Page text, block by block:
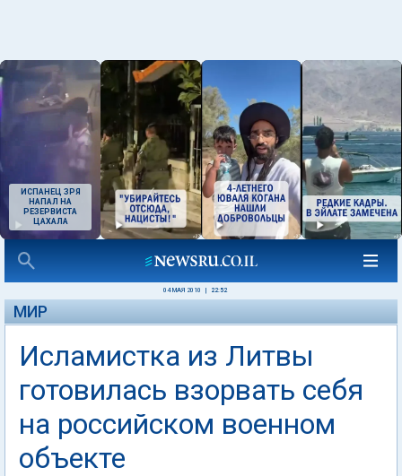
ИСПАНЕЦ ЗРЯ
НАПАЛ НА
РЕЗЕРВИСТА
ЦАХАЛА
04 МАЯ 2010 22:52
МИР
Исламистка из Литвы
готовилась взорвать себя
на российском военном
объекте